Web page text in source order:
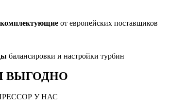
от европейских поставщиков
балансировки и настройки турбин
ВЫГОДНО
У НАС